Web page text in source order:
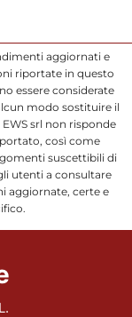
aggiornati e
riportate in questo
essere considerate
modo sostituire il
srl non risponde
così come
suscettibili di
utenti a consultare
aggiornate, certe e